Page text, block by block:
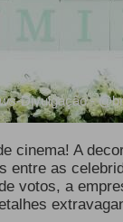
-Divulgação -
cinema! A
entre as
votos, a